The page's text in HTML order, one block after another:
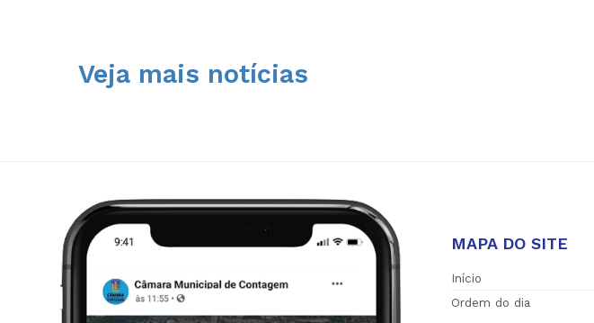
Veja mais notícias
MAPA DO SITE
Início
Ordem do dia